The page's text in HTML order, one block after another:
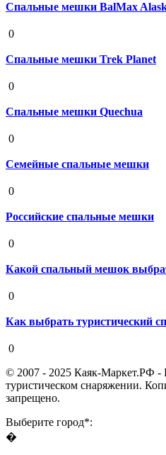
Спальные мешки BalMax
0
Спальные мешки Trek Planet
0
Спальные мешки Quechua
0
Семейные спальные мешки
0
Российские спальные мешки
0
Какой спальный мешок
0
Как выбрать туристический
0
© 2007 - 2025 Каяк-Маркет.РФ -
туристическом снаряжении.
запрещено.
Выберите город*:
�